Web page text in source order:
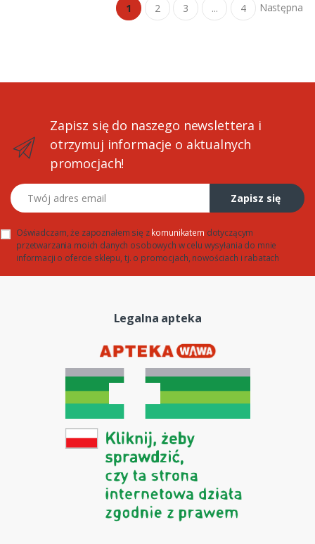
1 2 3 ... 4 Następna
Zapisz się do naszego newslettera i
otrzymuj informacje o aktualnych
promocjach!
Twój adres email
Zapisz się
Oświadczam, że zapoznałem się zkomunikatem dotyczącym
przetwarzania moich danych osobowych w celu wysyłania do mnie
informacji o ofercie sklepu, tj. o promocjach, nowościach i rabatach
Legalna apteka